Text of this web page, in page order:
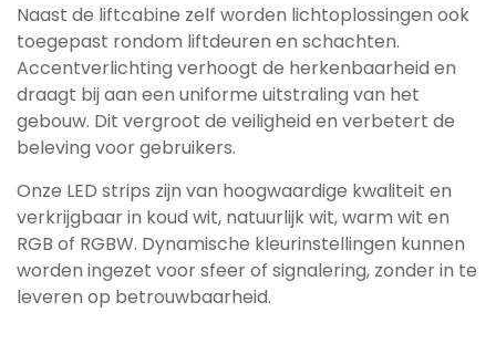
Naast de liftcabine zelf worden lichtoplossingen ook
toegepast rondom liftdeuren en schachten.
Accentverlichting verhoogt de herkenbaarheid en
draagt bij aan een uniforme uitstraling van het
gebouw. Dit vergroot de veiligheid en verbetert de
beleving voor gebruikers.
Onze LED strips zijn van hoogwaardige kwaliteit en
verkrijgbaar in koud wit, natuurlijk wit, warm wit en
RGB of RGBW. Dynamische kleurinstellingen kunnen
worden ingezet voor sfeer of signalering, zonder in te
leveren op betrouwbaarheid.